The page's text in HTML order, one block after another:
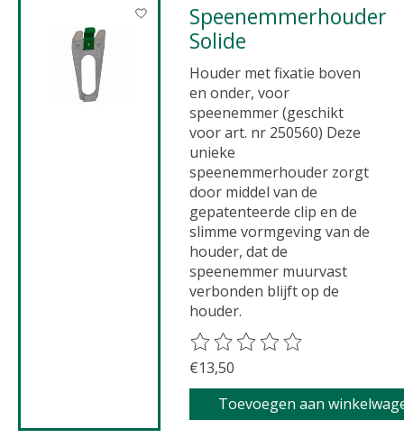
Speenemmerhouder
Solide
Houder met fixatie boven
en onder, voor
speenemmer (geschikt
voor art. nr 250560) Deze
unieke
speenemmerhouder zorgt
door middel van de
gepatenteerde clip en de
slimme vormgeving van de
houder, dat de
speenemmer muurvast
verbonden blijft op de
houder.
De beoordeling van dit
€13,50
Toevoegen aan